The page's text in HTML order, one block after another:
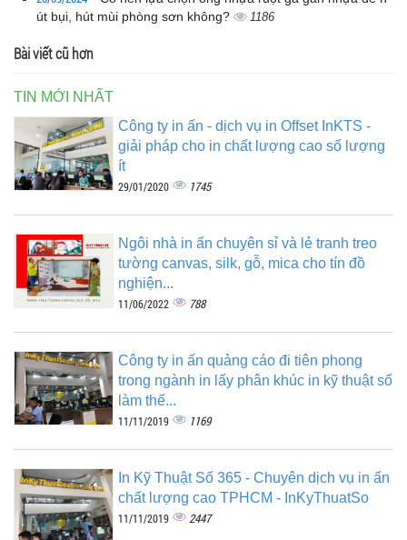
út bụi, hút mùi phòng sơn không?
1186
Bài viết cũ hơn
TIN MỚI NHẤT
Công ty in ấn - dịch vụ in Offset InKTS -
giải pháp cho in chất lượng cao số lượng
ít
29/01/2020 1745
Ngôi nhà in ấn chuyên sỉ và lẻ tranh treo
tường canvas, silk, gỗ, mica cho tín đồ
nghiện...
11/06/2022 788
Công ty in ấn quảng cáo đi tiên phong
trong ngành in lấy phân khúc in kỹ thuật số
làm thế...
11/11/2019 1169
In Kỹ Thuật Số 365 - Chuyên dịch vụ in ấn
chất lượng cao TPHCM - InKyThuatSo
11/11/2019 2447